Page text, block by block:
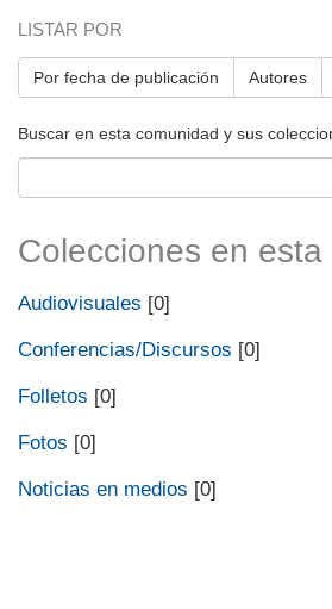
LISTAR POR
Por fecha de publicación Autores
Buscar en esta comunidad y sus
Colecciones en esta
Audiovisuales [0]
Conferencias/Discursos [0]
Folletos [0]
Fotos [0]
Noticias en medios [0]